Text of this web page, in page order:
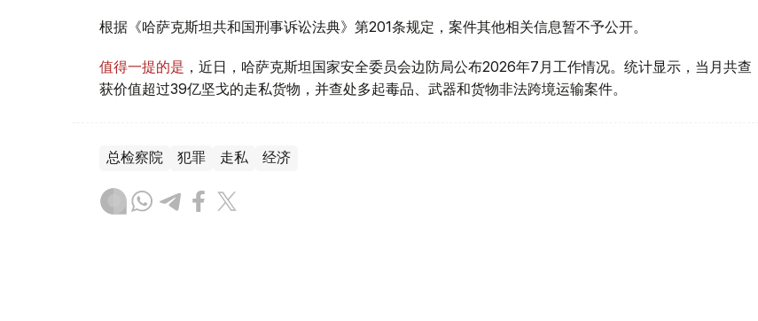
根据《哈萨克斯坦共和国刑事诉讼法典》第201条规定，案件其他相关信息暂不予公开。
值得一提的是 ，近日，哈萨克斯坦国家安全委员会边防局公布2026年7月工作情况。统计显示，当月共查
获价值超过39亿坚戈的走私货物，并查处多起毒品、武器和货物非法跨境运输案件。
总检察院 犯罪 走私 经济